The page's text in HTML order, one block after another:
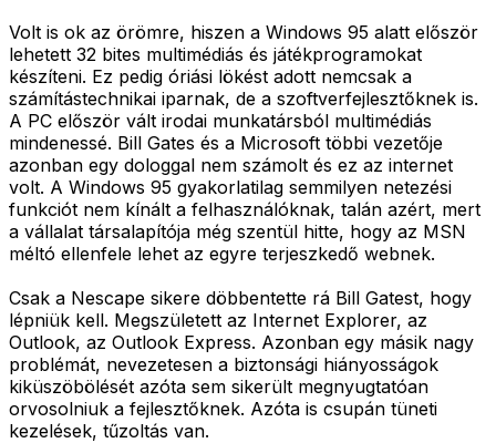
Volt is ok az örömre, hiszen a Windows 95 alatt először
lehetett 32 bites multimédiás és játékprogramokat
készíteni. Ez pedig óriási lökést adott nemcsak a
számítástechnikai iparnak, de a szoftverfejlesztőknek is.
A PC először vált irodai munkatársból multimédiás
mindenessé. Bill Gates és a Microsoft többi vezetője
azonban egy dologgal nem számolt és ez az internet
volt. A Windows 95 gyakorlatilag semmilyen netezési
funkciót nem kínált a felhasználóknak, talán azért, mert
a vállalat társalapítója még szentül hitte, hogy az MSN
méltó ellenfele lehet az egyre terjeszkedő webnek.
Csak a Nescape sikere döbbentette rá Bill Gatest, hogy
lépniük kell. Megszületett az Internet Explorer, az
Outlook, az Outlook Express. Azonban egy másik nagy
problémát, nevezetesen a biztonsági hiányosságok
kiküszöbölését azóta sem sikerült megnyugtatóan
orvosolniuk a fejlesztőknek. Azóta is csupán tüneti
kezelések, tűzoltás van.